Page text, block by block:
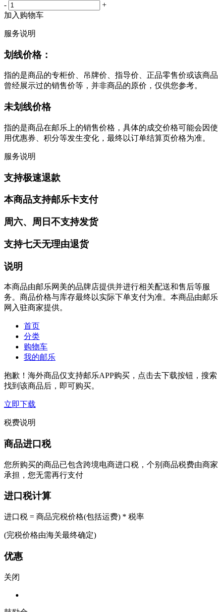
-
+
加入购物车
服务说明
划线价格：
指的是商品的专柜价、吊牌价、指导价、正品零售价或该商品
曾经展示过的销售价等，并非商品的原价，仅供您参考。
未划线价格
指的是商品在邮乐上的销售价格，具体的成交价格可能会因使
用优惠券、积分等发生变化，最终以订单结算页价格为准。
服务说明
支持极速退款
本商品支持邮乐卡支付
周六、周日不支持发货
支持七天无理由退货
说明
本商品由邮乐网美的品牌店提供并进行相关配送和售后等服
务。商品价格与库存最终以实际下单支付为准。本商品由邮乐
网入驻商家提供。
首页
分类
购物车
我的邮乐
抱歉！海外商品仅支持邮乐APP购买，点击去下载按钮，搜索
找到该商品后，即可购买。
立即下载
税费说明
商品进口税
您所购买的商品已包含跨境电商进口税，个别商品税费由商家
承担，您无需再行支付
进口税计算
进口税 = 商品完税价格(包括运费) * 税率
(完税价格由海关最终确定)
优惠
关闭